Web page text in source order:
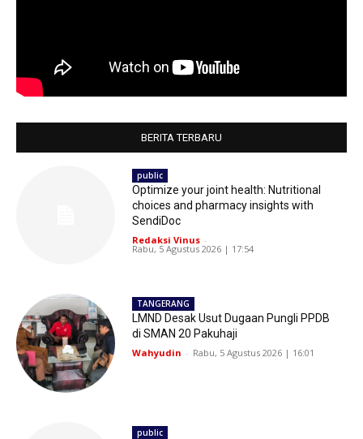
BERITA TERBARU
public
Optimize your joint health: Nutritional
choices and pharmacy insights with
SendiDoc
Redaksi Vinus -
Rabu, 5 Agustus 2026 | 17:54
TANGERANG
LMND Desak Usut Dugaan Pungli PPDB
di SMAN 20 Pakuhaji
Wahyudin - Rabu, 5 Agustus 2026 | 16:01
public